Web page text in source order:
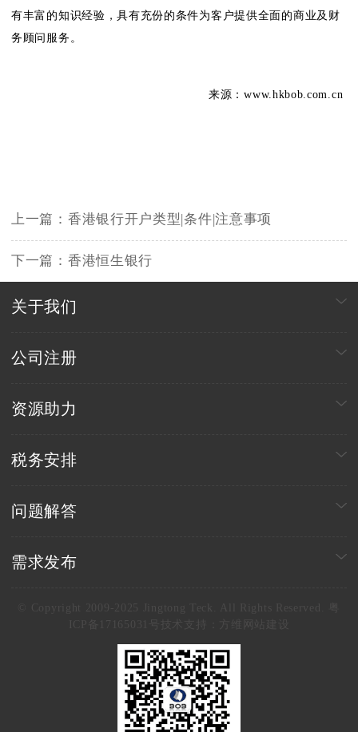
有丰富的知识经验，具有充份的条件为客户提供全面的商业及财
务顾问服务。
来源：www.hkbob.com.cn
上一篇： 香港银行开户类型|条件|注意事项
下一篇： 香港恒生银行
关于我们
公司注册
资源助力
税务安排
问题解答
需求发布
© Copyright 2009-2025 Jingtong Teck. All Rights Reserved. 粤
ICP备17165031号
方维网站建设